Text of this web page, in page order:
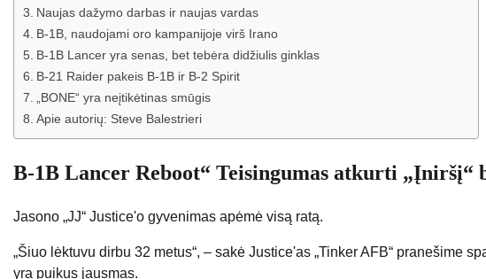
Naujas dažymo darbas ir naujas vardas
B-1B, naudojami oro kampanijoje virš Irano
B-1B Lancer yra senas, bet tebėra didžiulis ginklas
B-21 Raider pakeis B-1B ir B-2 Spirit
„BONE“ yra neįtikėtinas smūgis
Apie autorių: Steve Balestrieri
B-1B Lancer Reboot“ Teisingumas atkurti „Įniršį“
Jasono „JJ“ Justice'o gyvenimas apėmė visą ratą.
„Šiuo lėktuvu dirbu 32 metus“, – sakė Justice'as „Tinker AFB“ pranešime
yra puikus jausmas.